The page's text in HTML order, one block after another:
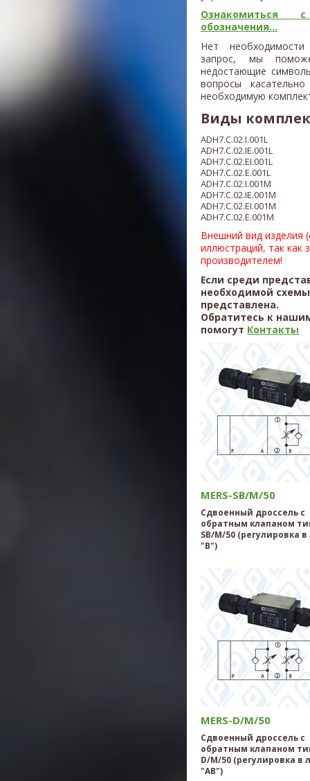
Ознакомиться
обозначения...
Нет
запрос, мы
недостающие
вопросы
необходимую
Виды
ADH7.C.02.I.001L
ADH7.C.02.IE.001L
ADH7.C.02.EI.001L
ADH7.C.02.E.001L
ADH7.C.02.I.001M
ADH7.C.02.IE.001M
ADH7.C.02.EI.001M
ADH7.C.02.E.001M
Внешний вид изделия
иллюстраций, так как
производителем!
Если среди
необходимой
представлена.
Обратитесь к
помогут Контакты
MERS-SB/M/50
Сдвоенный дроссель с
обратным клапаном
SB/M/50 (регулировка
"B")
MERS-D/M/50
Сдвоенный дроссель с
обратным клапаном
D/M/50 (регулировка в
"AB")